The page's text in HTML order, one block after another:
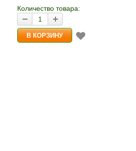
Количество товара: